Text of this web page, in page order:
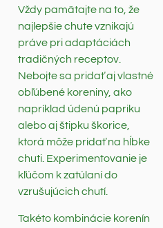
Vždy pamätajte na to, že
najlepšie chute vznikajú
práve pri adaptáciách
tradičných receptov.
Nebojte sa pridať aj vlastné
obľúbené koreniny, ako
napríklad údenú papriku
alebo aj štipku škorice,
ktorá môže pridať na hĺbke
chuti. Experimentovanie je
kľúčom k zatúlaní do
vzrušujúcich chutí.
Takéto kombinácie korenín